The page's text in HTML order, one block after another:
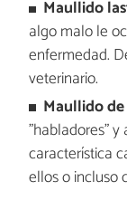
Maullido
algo malo le
enfermedad.
veterinario.
Maullido
"habladores"
característica
ellos o incluso